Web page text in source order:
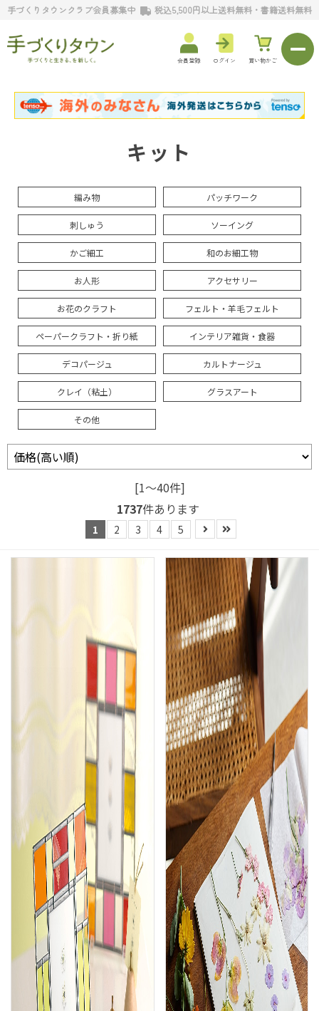
手づくりタウンクラブ会員募集中 税込5,500円以上送料無料・書籍送料無料
会員登録 ログイン 買い物かご
キット
編み物 パッチワーク
刺しゅう ソーイング
かご細工 和のお細工物
お人形 アクセサリー
お花のクラフト フェルト・羊毛フェルト
ペーパークラフト・折り紙 インテリア雑貨・食器
デコパージュ カルトナージュ
クレイ（粘土） グラスアート
その他
[1～40件]
1737件あります
1 2 3 4 5